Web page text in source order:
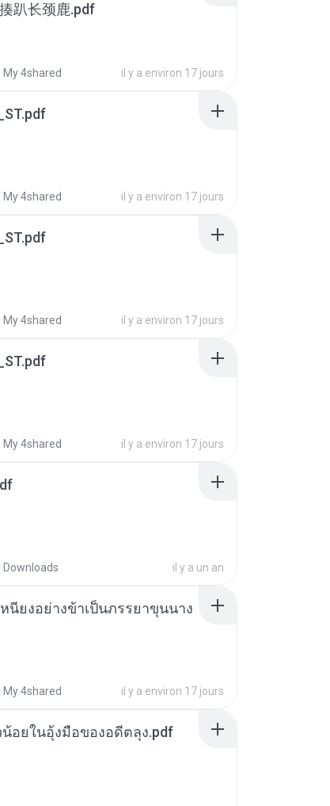
趴长颈鹿.pdf
My 4shared il y a environ 17 jours
My 4shared il y a environ 17 jours
My 4shared il y a environ 17 jours
My 4shared il y a environ 17 jours
Downloads il y a un an
นียงอย่างข้าเป็นภรรยาขุนนาง
My 4shared il y a environ 17 jours
อยในอุ้งมือของอดีตลุง.pdf